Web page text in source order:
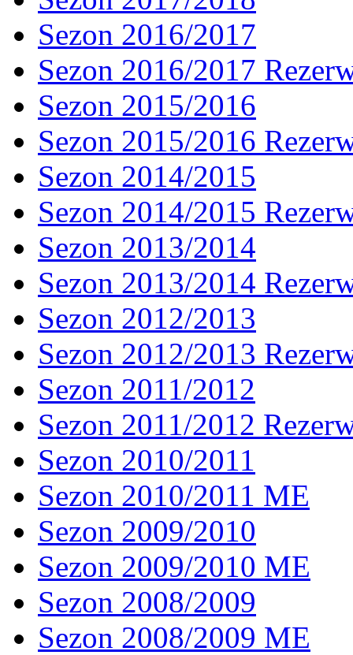
Sezon 2016/2017
Sezon 2016/2017
Sezon 2015/2016
Sezon 2015/2016
Sezon 2014/2015
Sezon 2014/2015
Sezon 2013/2014
Sezon 2013/2014
Sezon 2012/2013
Sezon 2012/2013
Sezon 2011/2012
Sezon 2011/2012
Sezon 2010/2011
Sezon 2010/2011 ME
Sezon 2009/2010
Sezon 2009/2010 ME
Sezon 2008/2009
Sezon 2008/2009 ME